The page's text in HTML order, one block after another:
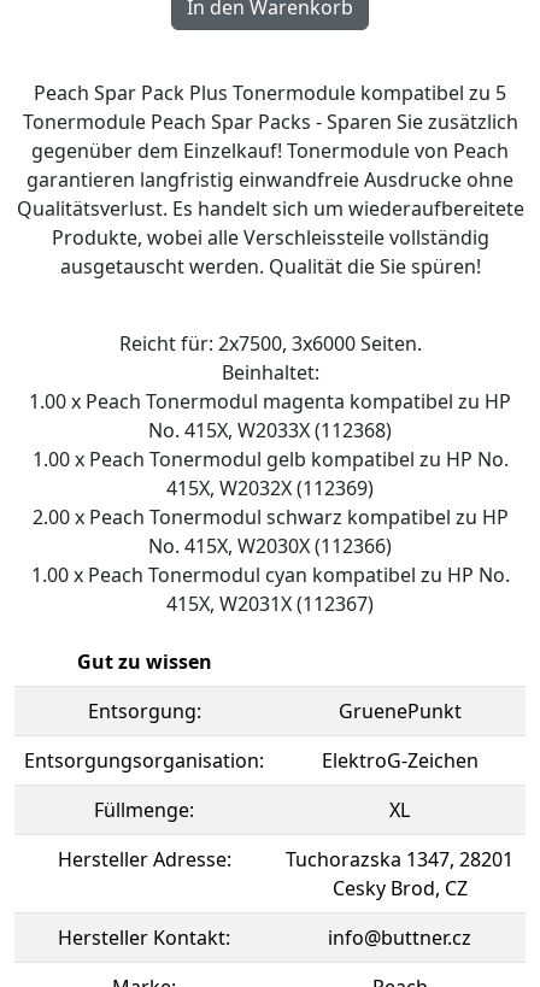
Peach Spar Pack Plus Tonermodule kompatibel zu 5
Tonermodule Peach Spar Packs - Sparen Sie zusätzlich
gegenüber dem Einzelkauf! Tonermodule von Peach
garantieren langfristig einwandfreie Ausdrucke ohne
Qualitätsverlust. Es handelt sich um wiederaufbereitete
Produkte, wobei alle Verschleissteile vollständig
ausgetauscht werden. Qualität die Sie spüren!
Reicht für: 2x7500, 3x6000 Seiten.
Beinhaltet:
1.00 x Peach Tonermodul magenta kompatibel zu HP
No. 415X, W2033X (112368)
1.00 x Peach Tonermodul gelb kompatibel zu HP No.
415X, W2032X (112369)
2.00 x Peach Tonermodul schwarz kompatibel zu HP
No. 415X, W2030X (112366)
1.00 x Peach Tonermodul cyan kompatibel zu HP No.
415X, W2031X (112367)
Gut zu wissen
Entsorgung:
GruenePunkt
Entsorgungsorganisation:
ElektroG-Zeichen
Füllmenge:
XL
Hersteller Adresse:
Tuchorazska 1347, 28201
Cesky Brod, CZ
Hersteller Kontakt:
info@buttner.cz